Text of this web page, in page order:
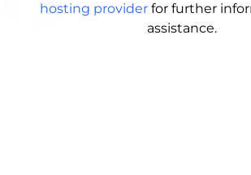
hosting provider for further
assistance.